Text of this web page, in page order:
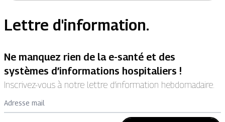
Lettre d'information.
Ne manquez rien de la e-santé et des
systèmes d’informations hospitaliers !
Inscrivez-vous à notre lettre d’information hebdomadaire.
Adresse mail